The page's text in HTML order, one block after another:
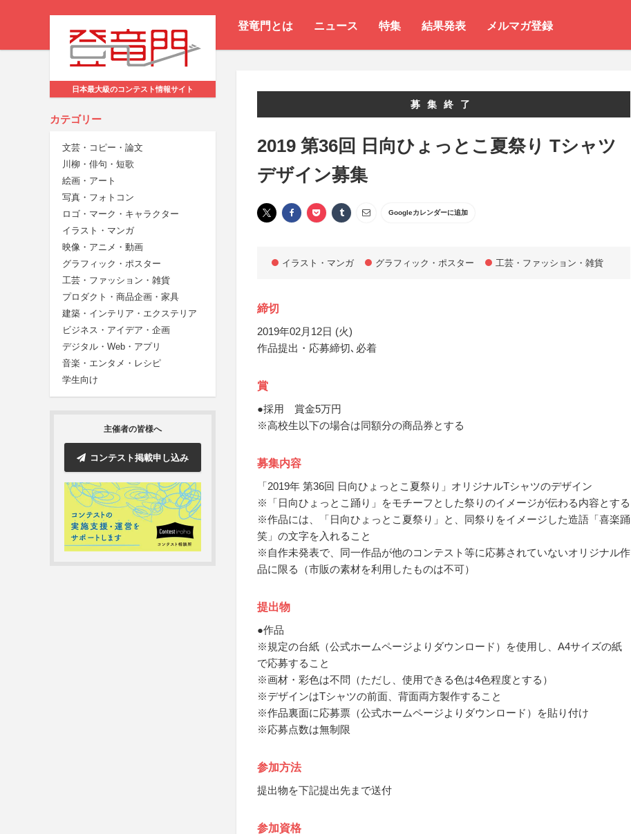
登竜門とは ニュース 特集 結果発表 メルマガ登録
日本最大級のコンテスト情報サイト
カテゴリー
文芸・コピー・論文
川柳・俳句・短歌
絵画・アート
写真・フォトコン
ロゴ・マーク・キャラクター
イラスト・マンガ
映像・アニメ・動画
グラフィック・ポスター
工芸・ファッション・雑貨
プロダクト・商品企画・家具
建築・インテリア・エクステリア
ビジネス・アイデア・企画
デジタル・Web・アプリ
音楽・エンタメ・レシピ
学生向け
主催者の皆様へ
コンテスト掲載申し込み
募集終了
2019 第36回 日向ひょっとこ夏祭り Tシャツ
デザイン募集
Googleカレンダーに追加
イラスト・マンガ グラフィック・ポスター 工芸・ファッション・雑貨
締切
2019年02月12日 (火)
作品提出・応募締切､必着
賞
●採用 賞金5万円
※高校生以下の場合は同額分の商品券とする
募集内容
「2019年 第36回 日向ひょっとこ夏祭り」オリジナルTシャツのデザイン
※「日向ひょっとこ踊り」をモチーフとした祭りのイメージが伝わる内容とする
※作品には、「日向ひょっとこ夏祭り」と、同祭りをイメージした造語「喜楽踊
笑」の文字を入れること
※自作未発表で、同一作品が他のコンテスト等に応募されていないオリジナル作
品に限る（市販の素材を利用したものは不可）
提出物
●作品
※規定の台紙（公式ホームページよりダウンロード）を使用し、A4サイズの紙
で応募すること
※画材・彩色は不問（ただし、使用できる色は4色程度とする）
※デザインはTシャツの前面、背面両方製作すること
※作品裏面に応募票（公式ホームページよりダウンロード）を貼り付け
※応募点数は無制限
参加方法
提出物を下記提出先まで送付
参加資格